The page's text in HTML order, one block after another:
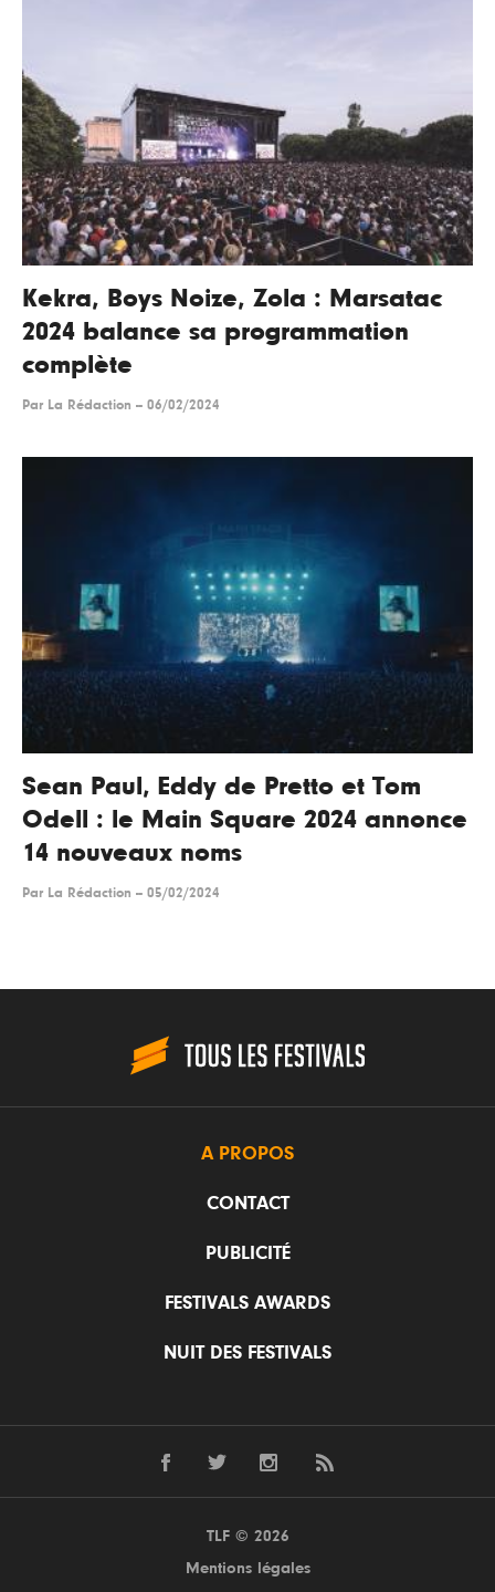
Kekra, Boys Noize, Zola : Marsatac
2024 balance sa programmation
complète
Par La Rédaction -- 06/02/2024
Sean Paul, Eddy de Pretto et Tom
Odell : le Main Square 2024 annonce
14 nouveaux noms
Par La Rédaction -- 05/02/2024
A PROPOS
CONTACT
PUBLICITÉ
FESTIVALS AWARDS
NUIT DES FESTIVALS
TLF © 2026
Mentions légales